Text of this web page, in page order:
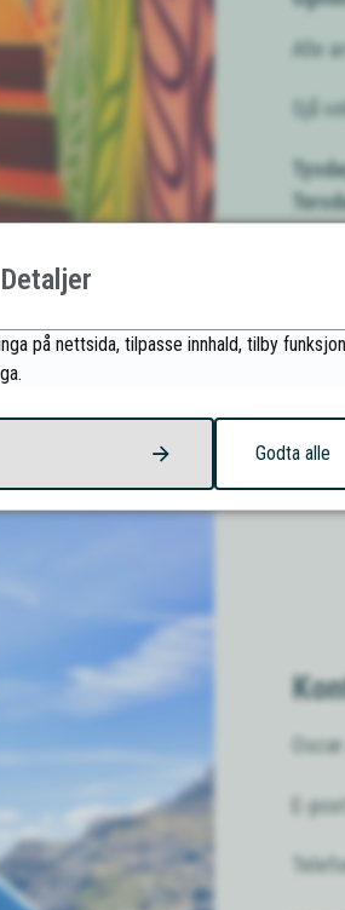
Alle
Sjå
E-
Detaljer
på nettsida, tilpasse innhald, tilby
Godta alle